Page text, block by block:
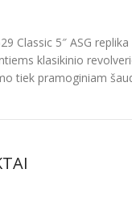
Classic 5″ ASG
klasikinio
tiek pramoginiam